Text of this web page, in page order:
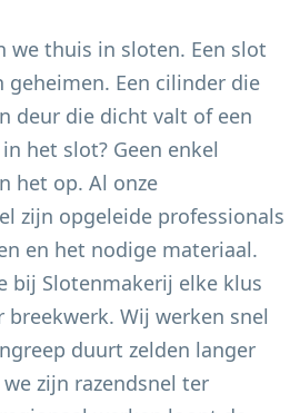
we thuis in sloten. Een slot
geheimen. Een cilinder die
deur die dicht valt of een
het slot? Geen enkel
het op. Al onze
zijn opgeleide professionals
en het nodige materiaal.
bij Slotenmakerij elke klus
Wij werken snel
duurt zelden langer
zijn razendsnel ter